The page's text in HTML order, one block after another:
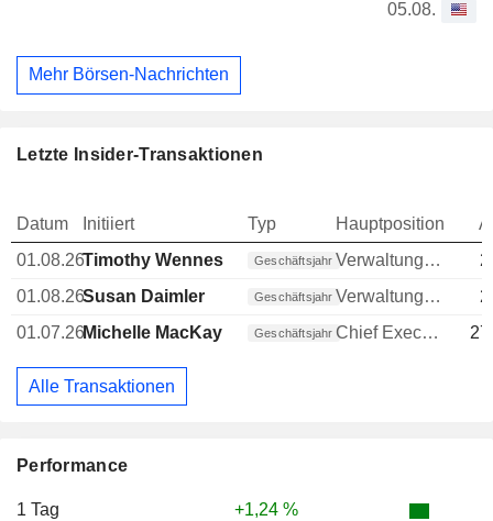
05.08.
Mehr Börsen-Nachrichten
Performance
1 Tag
+1,24 %
Letzte Insider-Transaktionen
Datum Initiiert Typ Hauptposition
01.08.26Timothy Wennes Geschäftsjahr Verwaltungsratsmitglied
01.08.26Susan Daimler Geschäftsjahr Verwaltungsratsmitglied
01.07.26Michelle MacKay Geschäftsjahr Chief Executive Officer (CEO)
Alle Transaktionen